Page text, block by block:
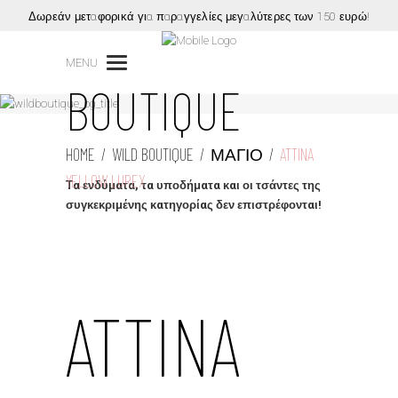
Δωρεάν μεταφορικά για παραγγελίες μεγαλύτερες των 150 ευρώ!
MENU
WILD
BOUTIQUE
HOME / WILD BOUTIQUE / ΜΑΓΙΌ / ATTINA
YELLOW LUREX
Τα ενδύματα, τα υποδήματα και οι τσάντες της
συγκεκριμένης κατηγορίας δεν επιστρέφονται!
ATTINA